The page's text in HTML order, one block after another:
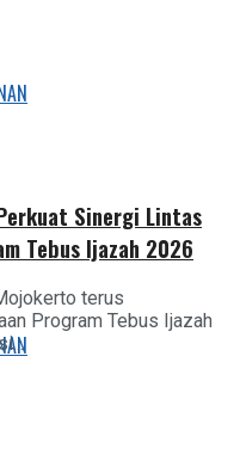
Sinergi Lintas
Tebus Ijazah 2026
terus
Program Tebus Ijazah